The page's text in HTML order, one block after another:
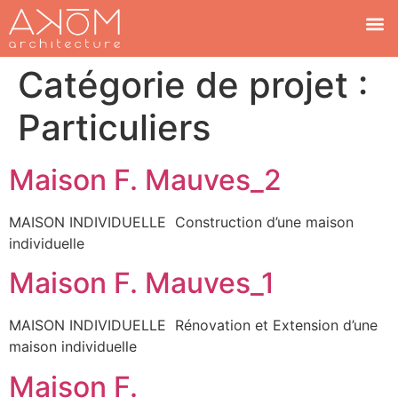
Catégorie de projet :
Particuliers
Maison F. Mauves_2
MAISON INDIVIDUELLE Construction d’une maison
individuelle
Maison F. Mauves_1
MAISON INDIVIDUELLE Rénovation et Extension d’une
maison individuelle
Maison F.